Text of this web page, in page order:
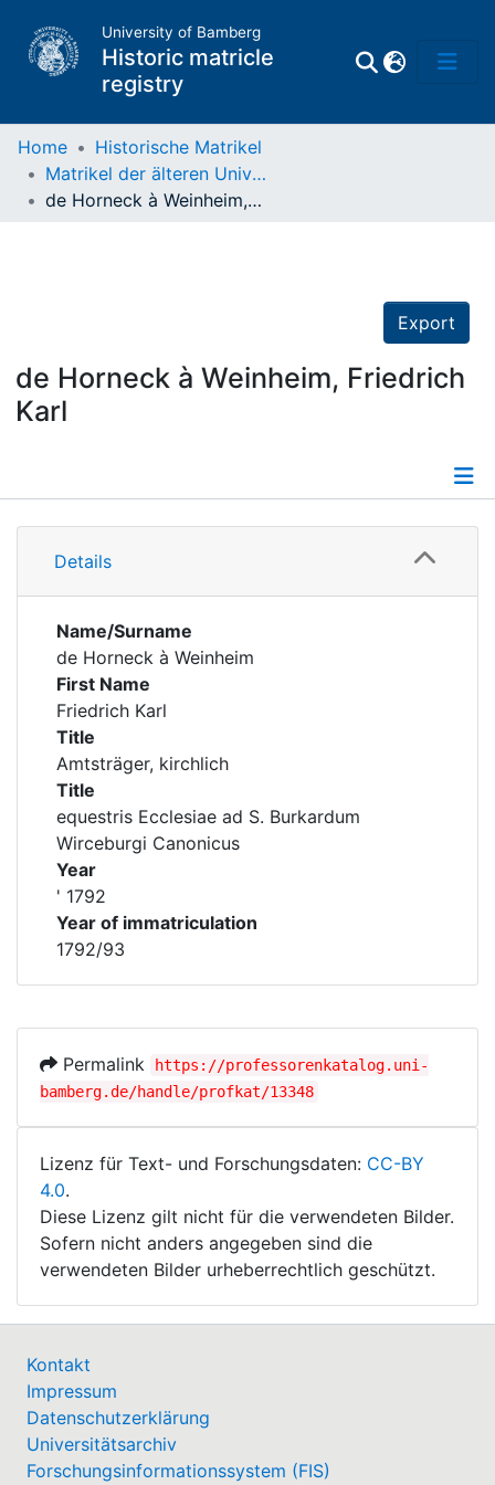
University of Bamberg
Historic matricle
registry
Matrikel
Home
Historische Matrikel
Matrikel der älteren Universität
de Horneck à Weinheim, Friedrich Karl
Export
de Horneck à Weinheim, Friedrich
Karl
Details
Details
Name/Surname
de Horneck à Weinheim
First Name
Friedrich Karl
Title
Amtsträger, kirchlich
Title
equestris Ecclesiae ad S. Burkardum
Wirceburgi Canonicus
Year
' 1792
Year of immatriculation
1792/93
Permalink
https://professorenkatalog.uni-
bamberg.de/handle/profkat/13348
Lizenz für Text- und Forschungsdaten: CC-BY
4.0.
Diese Lizenz gilt nicht für die verwendeten Bilder.
Sofern nicht anders angegeben sind die
verwendeten Bilder urheberrechtlich geschützt.
Kontakt
Impressum
Datenschutzerklärung
Universitätsarchiv
Forschungsinformationssystem (FIS)